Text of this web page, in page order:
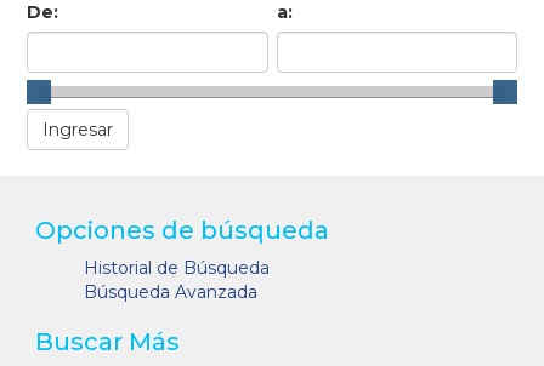
De:
a:
Opciones de búsqueda
Historial de Búsqueda
Búsqueda Avanzada
Buscar Más